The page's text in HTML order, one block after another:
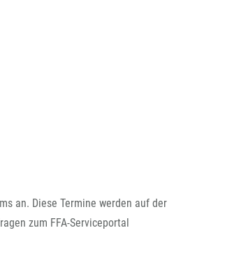
an. Diese Termine werden auf der
zum FFA-Serviceportal